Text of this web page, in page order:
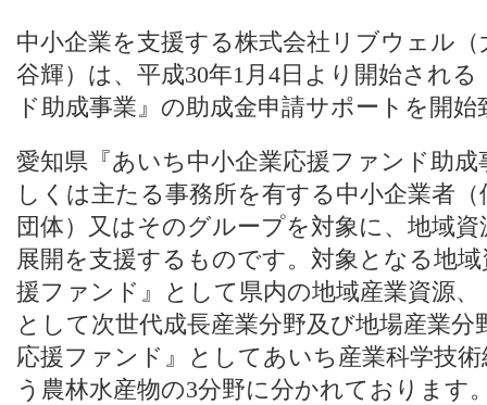
中小企業を支援する株式会社リブウェル
谷輝）は、平成30年1月4日より開始され
ド助成事業』の助成金申請サポートを開
愛知県『あいち中小企業応援ファンド助
しくは主たる事務所を有する中小企業者
団体）又はそのグループを対象に、地域
展開を支援するものです。対象となる地
援ファンド』として県内の地域産業資源
として次世代成長産業分野及び地場産業
応援ファンド』としてあいち産業科学技
う農林水産物の3分野に分かれております